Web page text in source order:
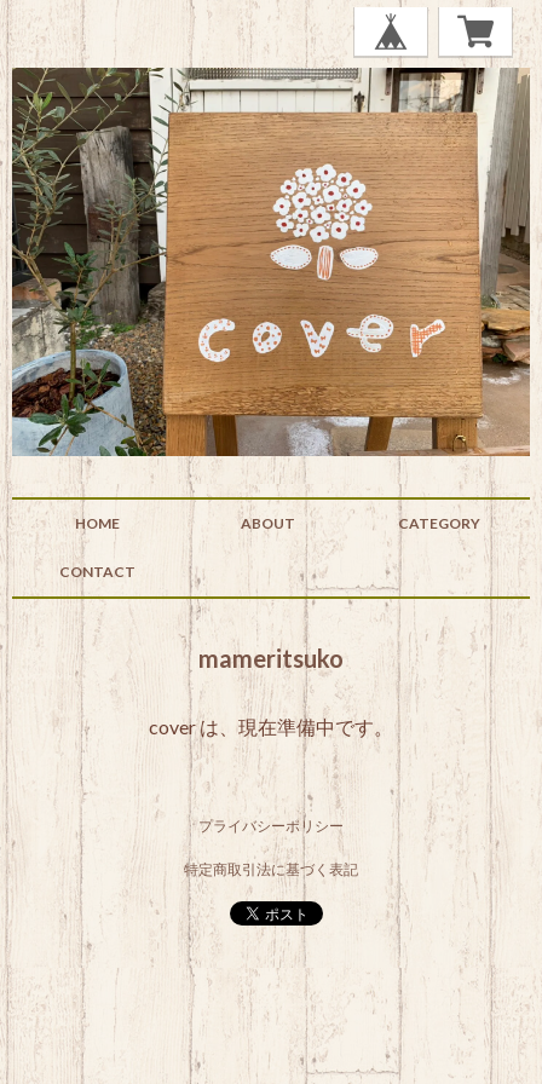
HOME ABOUT CATEGORY
CONTACT
mameritsuko
cover は、現在準備中です。
プライバシーポリシー
特定商取引法に基づく表記